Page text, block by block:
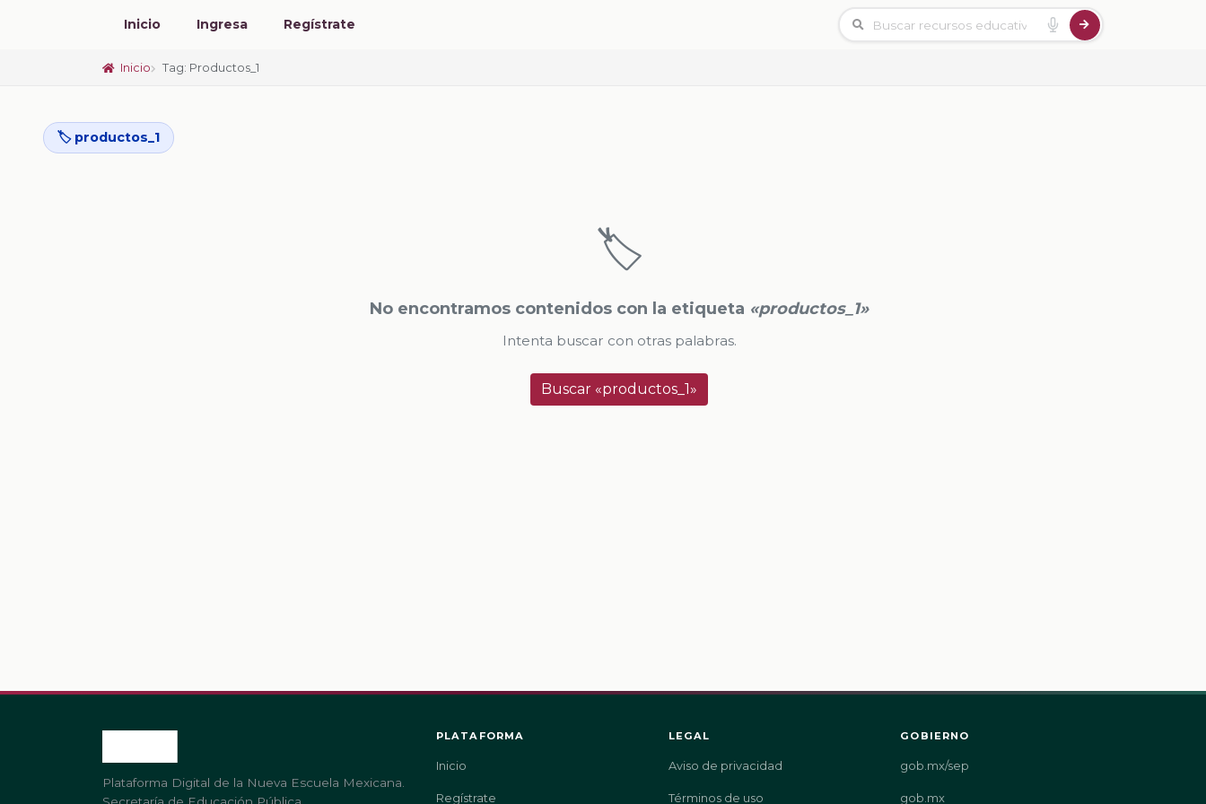
Inicio Ingresa Regístrate
Inicio Tag: Productos_1
🏷️ productos_1
🏷️
No encontramos contenidos con la etiqueta «productos_1»
Intenta buscar con otras palabras.
Buscar «productos_1»
Plataforma Digital de la Nueva Escuela Mexicana.
PLATAFORMA
Inicio
Regístrate
LEGAL
Aviso de privacidad
Términos de uso
GOBIERNO
gob.mx/sep
gob.mx